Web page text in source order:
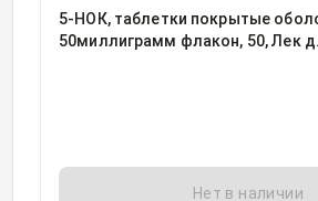
5-НОК, таблетки покрытые
50миллиграмм флакон, 50, Лек
Нет в наличии